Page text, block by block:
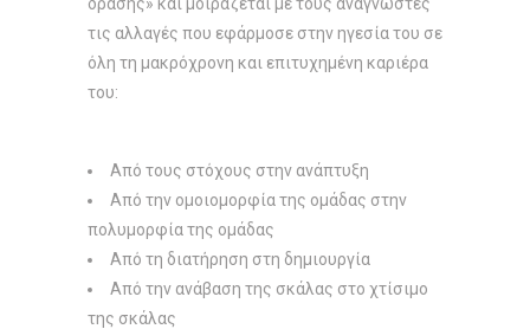
τις αλλαγές που εφάρμοσε στην ηγεσία του σε
όλη τη μακρόχρονη και επιτυχημένη καριέρα
του:
Από τους στόχους στην ανάπτυξη
Από την ομοιομορφία της ομάδας στην
πολυμορφία της ομάδας
Από τη διατήρηση στη δημιουργία
Από την ανάβαση της σκάλας στο χτίσιμο
της σκάλας